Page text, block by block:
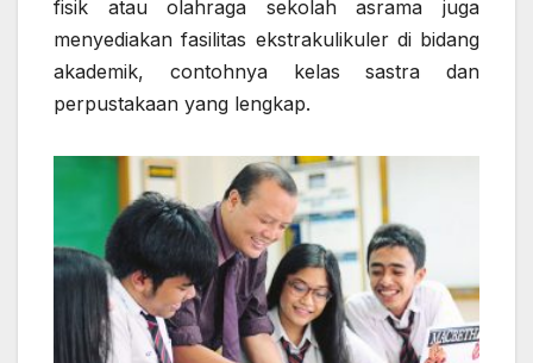
fisik atau olahraga sekolah asrama juga
menyediakan fasilitas ekstrakulikuler di bidang
akademik, contohnya kelas sastra dan
perpustakaan yang lengkap.